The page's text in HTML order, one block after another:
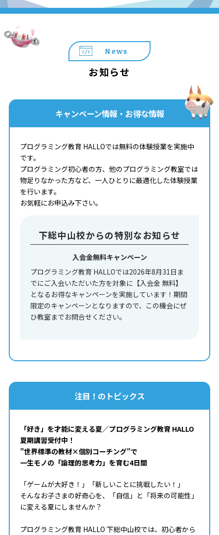
News
お知らせ
キャンペーン情報・お得な情報
プログラミング教育 HALLOでは無料の体験授業を実施中
です。
プログラミング初心者の方、他のプログラミング教室では
物足りなかった方など、一人ひとりに最適化した体験授業
を行います。
お気軽にお申込み下さい。
下総中山校からの特別なお知らせ
入会金無料キャンペーン
プログラミング教育 HALLOでは2026年8月31日ま
でにご入会いただいた方を対象に【入会金 無料】
となるお得なキャンペーンを実施しています！期間
限定のキャンペーンとなりますので、この機会にぜ
ひ教室までお問合せください。
注目！のトピックス
「好き」を才能に変える夏／プログラミング教育 HALLO
夏期講習受付中！
”世界標準の教材×個別コーチング”で
一生モノの「論理的思考力」を育む4日間
「ゲームが大好き！」「新しいことに挑戦したい！」
そんなお子さまの好奇心を、「自信」と「将来の可能性」
に変える夏にしませんか？
プログラミング教育 HALLO 下総中山校では、初心者から